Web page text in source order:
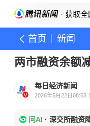
· 获取
首页 新闻
两市融资余额
每日经济新闻
2026年5月22日08:53
问AI · 深交所融资